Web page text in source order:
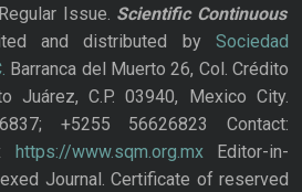
Issue. Scientific Continuous
and distributed bySociedad
Barranca del Muerto 26, Col. Crédito
Juárez, C.P. 03940, Mexico City.
+5255 56626823 Contact:
https://www.sqm.org.mxEditor-in-
Journal. Certificate of reserved